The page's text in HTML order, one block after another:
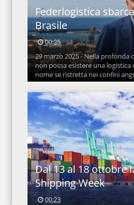
Federlogistica
Brasile
00:25
29 marzo 2025 - Nella profonda
non possa esistere una logistica
nome se ristretta nei confini
Dal 13 al 18 ottobre
Shipping Week
00:23